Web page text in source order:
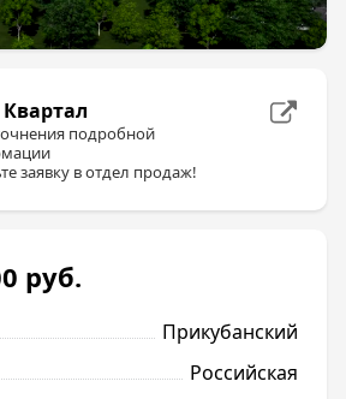
подробной
заявку в отдел продаж!
руб.
Прикубанский
Российская